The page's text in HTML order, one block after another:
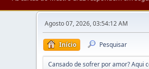
Agosto 07, 2026, 03:54:12 AM
Início Pesquisar
Cansado de sofrer por amor? Aqui